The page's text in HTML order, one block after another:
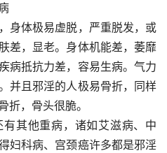
体极易虚脱，严重脱发，或
差，显老。身体机能差，萎靡
病抵抗力差，容易生病。气力
并且邪淫的人极易骨折，同样
折，骨头很脆。
其他重病，诸如艾滋病、中
妇科病、宫颈癌许多都是邪淫